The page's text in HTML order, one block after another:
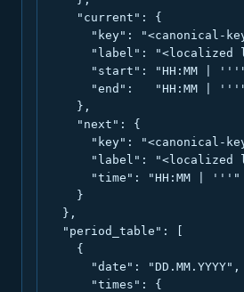
    "current": {
"key": "<canonical-
"label": "<localized
"start": "HH:MM |
"end":   "HH:MM |
    },
    "next": {
"key": "<canonical-
"label": "<localized
      "time": "HH:MM | '''"
    }
  },
  "period_table": [
    {
      "date": "DD.MM.YYYY",
      "times": {